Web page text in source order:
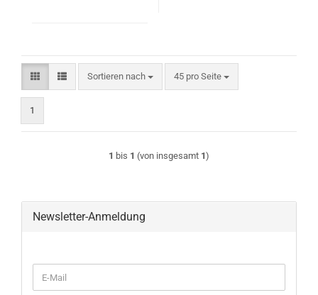
Sortieren nach
Sortieren nach 45 pro Seite
pro Seite
1
1 bis 1 (von insgesamt 1)
Newsletter-Anmeldung
ZUR
E-
Mail